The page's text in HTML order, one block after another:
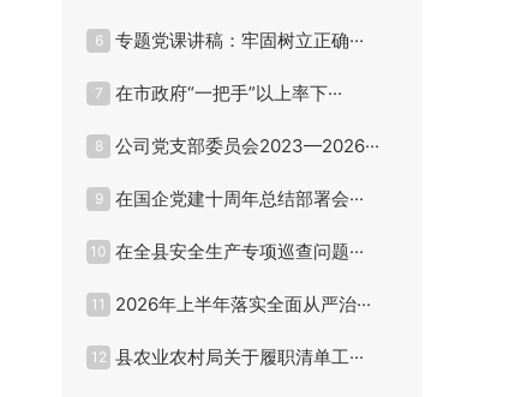
6 专题党课讲稿：牢固树立正确···
7 在市政府“一把手”以上率下···
8 公司党支部委员会2023—2026···
9 在国企党建十周年总结部署会···
10 在全县安全生产专项巡查问题···
11 2026年上半年落实全面从严治···
12 县农业农村局关于履职清单工···